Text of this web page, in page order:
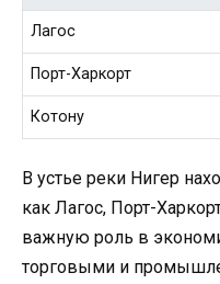
Лагос
Порт-Харкорт
Котону
В устье реки Нигер
как Лагос, Порт-
важную роль в
торговыми и